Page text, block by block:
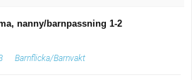
nanny/barnpassning 1-2
Barnflicka/Barnvakt